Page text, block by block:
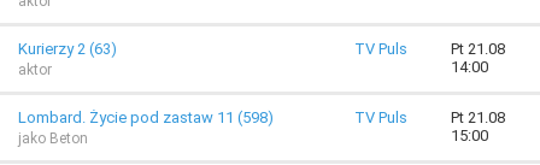
Kurierzy 2 (63)
aktor
TV Puls
Pt 21.08
14:00
Lombard. Życie pod zastaw 11 (598)
jako Beton
TV Puls
Pt 21.08
15:00